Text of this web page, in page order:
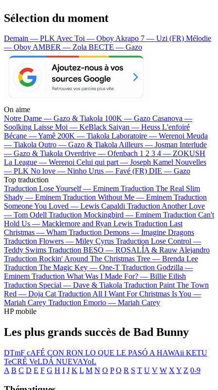
Sélection du moment
Demain — PLKAvec Toi — OboyAkrapo 7 — Uzi (FR) Mélodie
— OboyAMBER — Zola BECTE — Gazo
On aime
Notre Dame — Gazo & Tiakola 100K — Gazo Casanova —
Soolking Laisse Moi — KeBlack Saiyan — Heuss L'enfoiré
Bécane —Yamê 200K — Tiakola Laboratoire — Werenoi Meuda
— Tiakola Outro — Gazo & TiakolaAilleurs — Josman Interlude
— Gazo & Tiakola Overdrive — Ofenbach 1 2 3 4 — ZOKUSH
La League — Werenoi Celui qui part — Joseph Kamel Nouvelles
— PLK No love — Ninho Urus — Favé (FR) DIE — Gazo
Top traduction
Traduction Lose Yourself — Eminem Traduction The Real Slim
Shady — Eminem Traduction Without Me — Eminem Traduction
Someone You Loved — Lewis Capaldi Traduction Another Love
— Tom Odell Traduction Mockingbird — Eminem Traduction Can't
Hold Us — Macklemore and Ryan Lewis Traduction Last
Christmas — Wham Traduction Demons — Imagine Dragons
Traduction Flowers — Miley Cyrus Traduction Lose Control —
Teddy Swims Traduction BESO — ROSALÍA & Rauw Alejandro
Traduction Rockin' Around The Christmas Tree — Brenda Lee
Traduction The Magic Key — One-T Traduction Godzilla —
Eminem Traduction What Was I Made For? — Billie Eilish
Traduction Special — Dave & Tiakola Traduction Paint The Town
Red — Doja Cat Traduction All I Want For Christmas Is You —
Mariah Carey Traduction Emorio — Mariah Carey
HP mobile
Les plus grands succès de Bad Bunny
DTmF cAFÉ CON RON LO QUE LE PASÓ A HAWAii KETU
TeCRÉ VeLDÁ NUEVAYoL
A B C D E F G H I J K L M N O P Q R S T U V W X Y Z 0-9